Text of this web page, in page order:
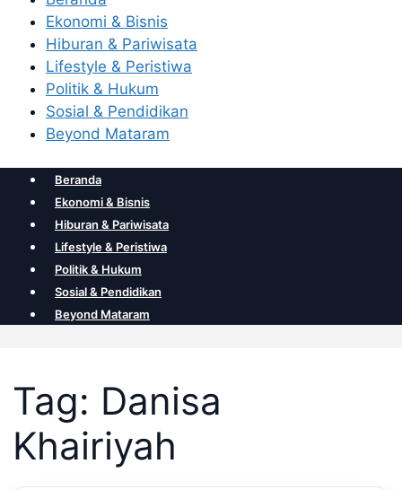
Ekonomi & Bisnis
Hiburan & Pariwisata
Lifestyle & Peristiwa
Politik & Hukum
Sosial & Pendidikan
Beyond Mataram
Beranda
Ekonomi & Bisnis
Hiburan & Pariwisata
Lifestyle & Peristiwa
Politik & Hukum
Sosial & Pendidikan
Beyond Mataram
Tag: Danisa
Khairiyah